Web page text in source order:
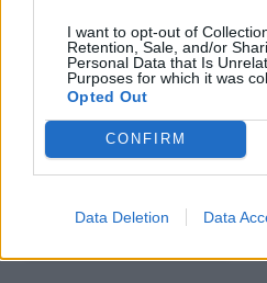
I want to opt-out of
Retention, Sale, and/or
Personal Data that Is
Purposes for which it was
Opted Out
CONFIRM
Data Deletion Data
Celeb News
Αν ψάχνεις το επόμενο
βιβλίο σου, η Jennette
McCurdy του